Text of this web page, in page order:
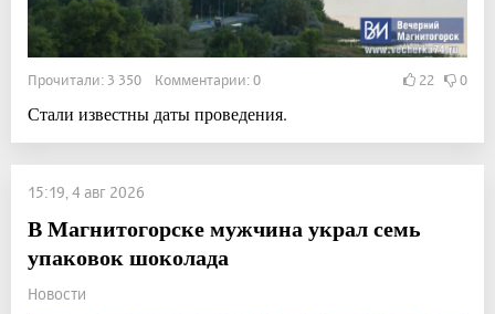
Прочитали: 3 350 Комментарии: 0 22 0
Стали известны даты проведения.
15:19, 4 авг 2026
В Магнитогорске мужчина украл семь
упаковок шоколада
Новости